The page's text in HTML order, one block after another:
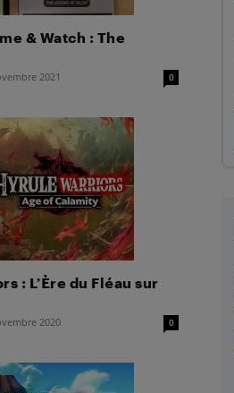
& Watch : The
2021 0
: L’Ère du Fléau sur
2020 0